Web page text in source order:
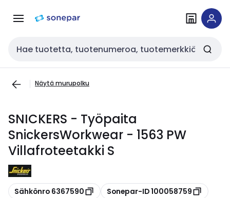
navigointiinsisältöön
Haku
Näytä murupolku
SNICKERS - Työpaita
SnickersWorkwear - 1563 PW
Villafroteetakki S
Kopioi
Sähkönro 6367590 Kopioi
Sonepar-ID 100058759